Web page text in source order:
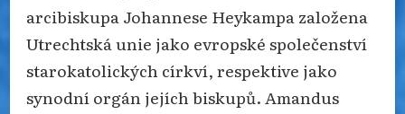
arcibiskupa Johannese Heykampa založena
Utrechtská unie jako evropské společenství
starokatolických církví, respektive jako
synodní orgán jejích biskupů. Amandus